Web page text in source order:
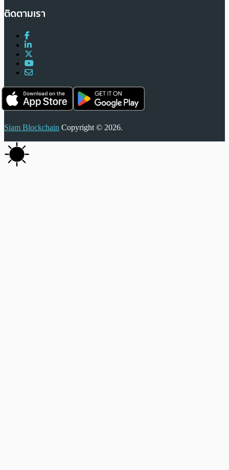
ติดตามเรา
Siam Blockchain Copyright © 2026.